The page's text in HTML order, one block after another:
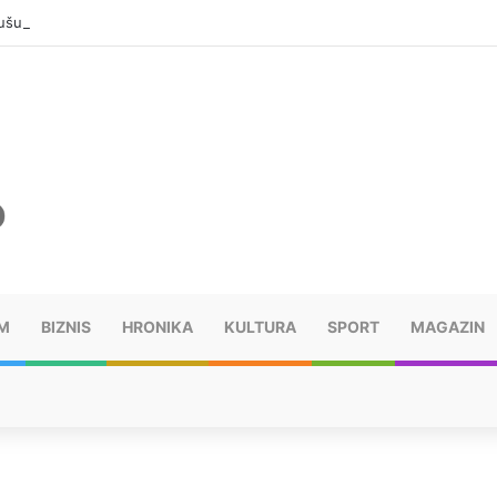
“Taj poraz me uništio”
BIZNIS HRONIKA KULTURA SPORT MAGAZIN